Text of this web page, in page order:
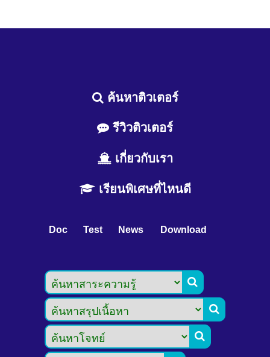
ค้นหาติวเตอร์
รีวิวติวเตอร์
เกี่ยวกับเรา
เรียนพิเศษที่ไหนดี
Doc Test News Download


